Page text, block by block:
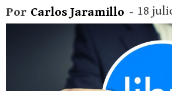
Por Carlos Jaramillo - 18